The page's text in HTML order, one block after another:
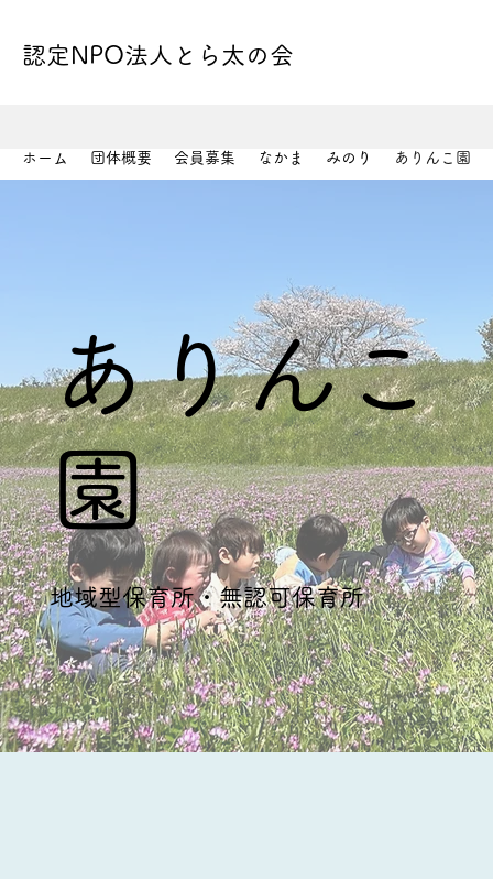
認定NPO法人とら太の会
ホーム 団体概要 会員募集 なかま みのり ありんこ園
​​ありんこ
園
​​地域型保育所・無認可保育所